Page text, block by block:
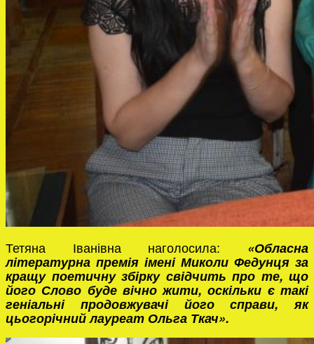
Тетяна Іванівна наголосила: «Обласна
літературна премія імені Миколи Федунця за
кращу поетичну збірку свідчить про те, що
його Слово буде вічно жити, оскільки є такі
геніальні продовжувачі його справи, як
цьогорічний лауреат Ольга Ткач».